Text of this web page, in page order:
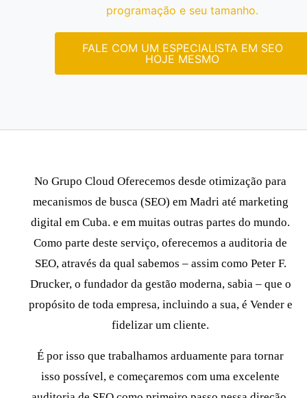
FALE COM UM ESPECIALISTA EM SEO
HOJE MESMO
No Grupo Cloud Oferecemos desde otimização para
mecanismos de busca (SEO) em Madri até marketing
digital em Cuba. e em muitas outras partes do mundo.
Como parte deste serviço, oferecemos a auditoria de
SEO, através da qual sabemos – assim como Peter F.
Drucker, o fundador da gestão moderna, sabia – que o
propósito de toda empresa, incluindo a sua, é Vender e
fidelizar um cliente.
É por isso que trabalhamos arduamente para tornar
isso possível, e começaremos com uma excelente